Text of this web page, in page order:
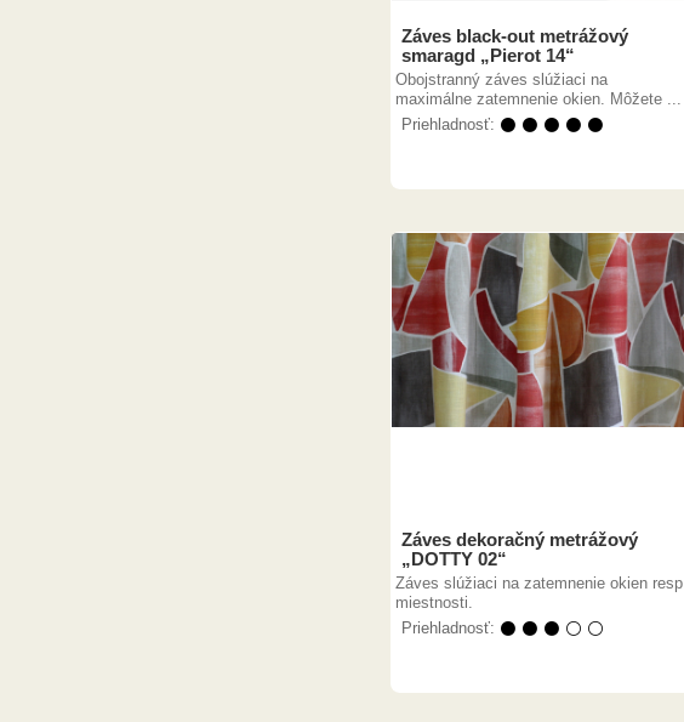
Záves black-out metrážový
smaragd „Pierot 14“
Obojstranný záves slúžiaci na
maximálne zatemnenie okien. Môžete ...
Priehladnosť: ⚫ ⚫ ⚫ ⚫ ⚫
Záves dekoračný metrážový
„DOTTY 02“
Záves slúžiaci na zatemnenie okien resp
miestnosti.
Priehladnosť: ⚫ ⚫ ⚫ ⚪ ⚪